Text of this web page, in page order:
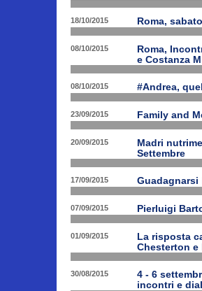
18/10/2015 Roma,
08/10/2015
Roma,
e Costanza
08/10/2015 #Andrea,
23/09/2015 Family and
20/09/2015
Madri
Settembre
17/09/2015
07/09/2015 Pierluigi
01/09/2015
La risposta
Chesterton e
30/08/2015
4 - 6
incontri e